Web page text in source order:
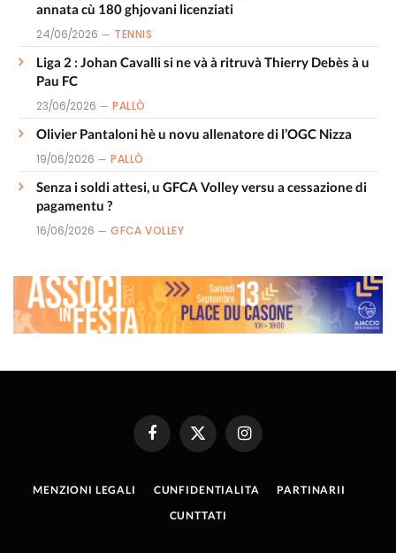
annata cù 180 ghjovani licenziati
24/06/2026 TENNIS
Liga 2 : Johan Cavalli si ne và à ritruvà Thierry Debès à u
Pau FC
23/06/2026 PALLÒ
Olivier Pantaloni hè u novu allenatore di l’OGC Nizza
19/06/2026 PALLÒ
Senza i soldi attesi, u GFCA Volley versu a cessazione di
pagamentu ?
16/06/2026 GFCA VOLLEY
FacebookX
Instagram
MENZIONI LEGALI CUNFIDENTIALITA
PARTINARII
CUNTTATI